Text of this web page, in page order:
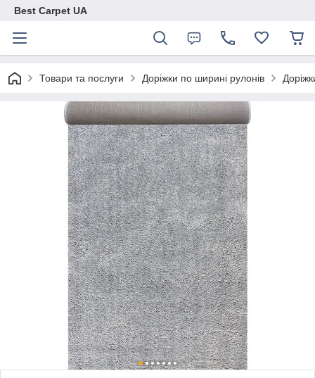
Best Carpet UA
Товари та послуги Доріжки по ширині рулонів